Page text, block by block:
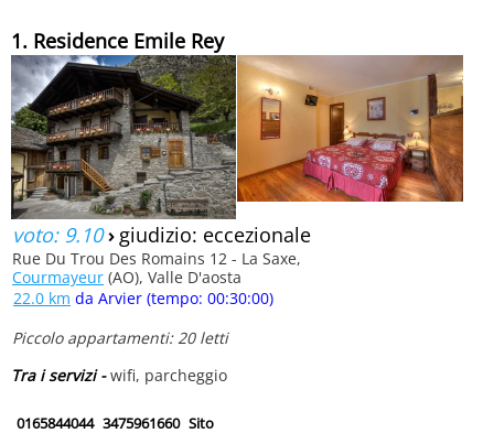
1. Residence Emile Rey
voto: 9.10› giudizio: eccezionale
Rue Du Trou Des Romains 12 - La Saxe,
Courmayeur (AO), Valle D'aosta
22.0 km da Arvier (tempo: 00:30:00)
Piccolo appartamenti: 20 letti
Tra i servizi -wifi, parcheggio
0165844044 3475961660 Sito